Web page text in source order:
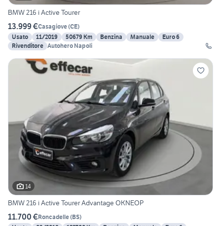
BMW 216 i Active Tourer
13.999 €Casagiove(CE)
Usato
11/2019 50679 Km Benzina Manuale
Euro 6
Rivenditore Autohero Napoli
14
BMW 216 i Active Tourer Advantage OKNEOP
11.700 €Roncadelle(BS)